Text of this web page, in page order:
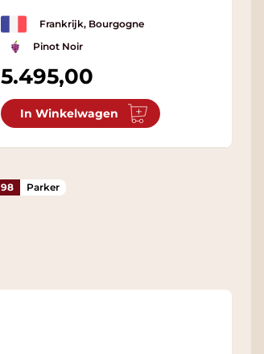
Frankrijk, Bourgogne
Pinot Noir
5.495,00
In Winkelwagen
98 Parker